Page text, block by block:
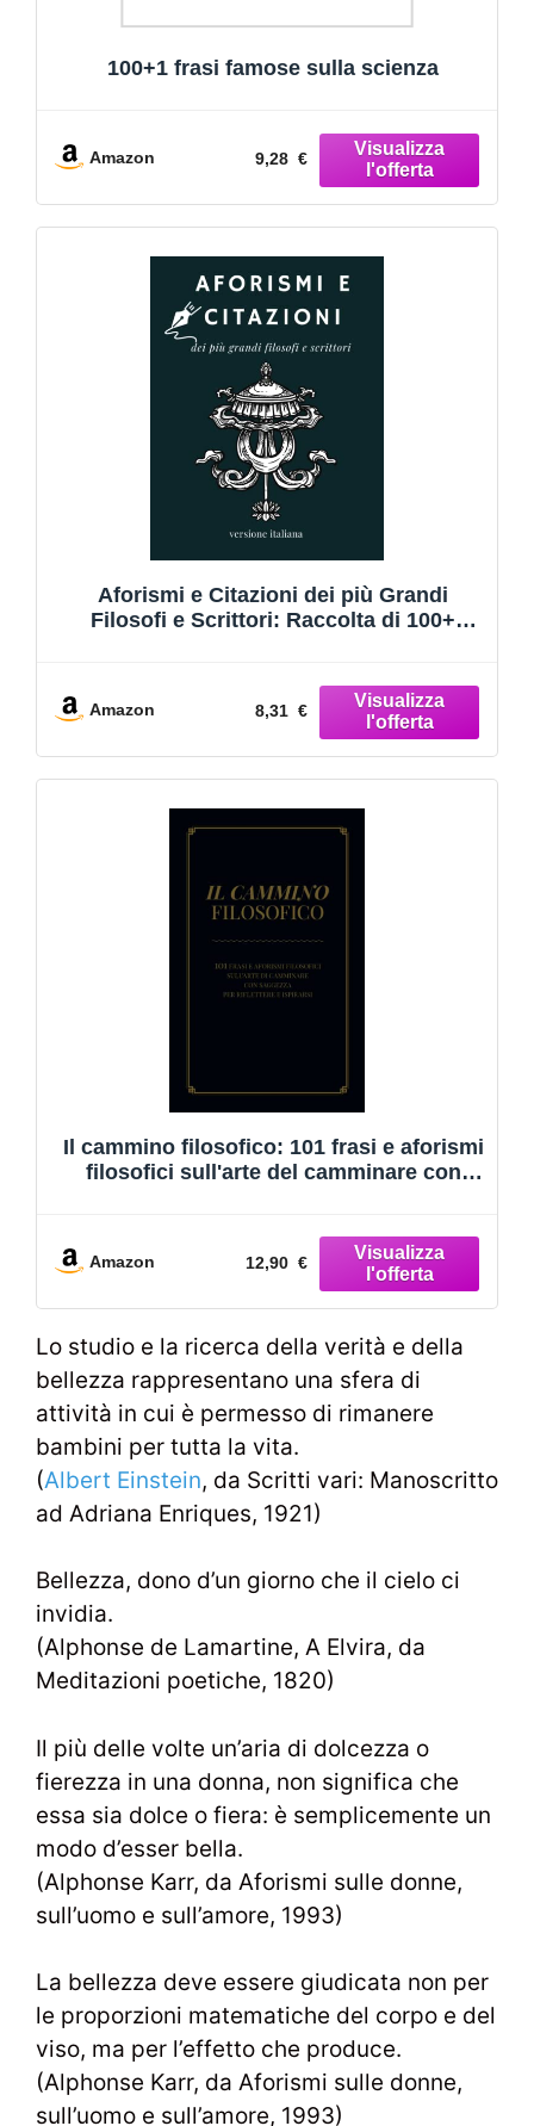
100+1 frasi famose sulla scienza
Amazon 9,28 €
Aforismi e Citazioni dei più Grandi
Filosofi e Scrittori: Raccolta di 100+
alla Vita, Amore, Amicizia e Molto Altro
Amazon 8,31 €
Il cammino filosofico: 101 frasi e aforismi
filosofici sull'arte del camminare con
Amazon 12,90 €
Lo studio e la ricerca della verità e della
bellezza rappresentano una sfera di
attività in cui è permesso di rimanere
bambini per tutta la vita.
(Albert Einstein, da Scritti vari: Manoscritto
ad Adriana Enriques, 1921)
Bellezza, dono d’un giorno che il cielo ci
invidia.
(Alphonse de Lamartine, A Elvira, da
Meditazioni poetiche, 1820)
Il più delle volte un’aria di dolcezza o
fierezza in una donna, non significa che
essa sia dolce o fiera: è semplicemente un
modo d’esser bella.
(Alphonse Karr, da Aforismi sulle donne,
sull’uomo e sull’amore, 1993)
La bellezza deve essere giudicata non per
le proporzioni matematiche del corpo e del
viso, ma per l’effetto che produce.
(Alphonse Karr, da Aforismi sulle donne,
sull’uomo e sull’amore, 1993)